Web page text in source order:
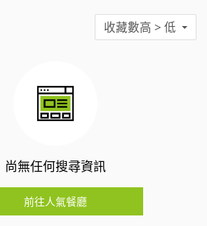
收藏數高 > 低
尚無任何搜尋資訊
前往人氣餐廳